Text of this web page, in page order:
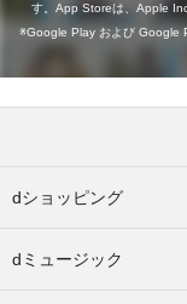
す。App Storeは、Apple
Google Play および Google
dショッピング
dミュージック